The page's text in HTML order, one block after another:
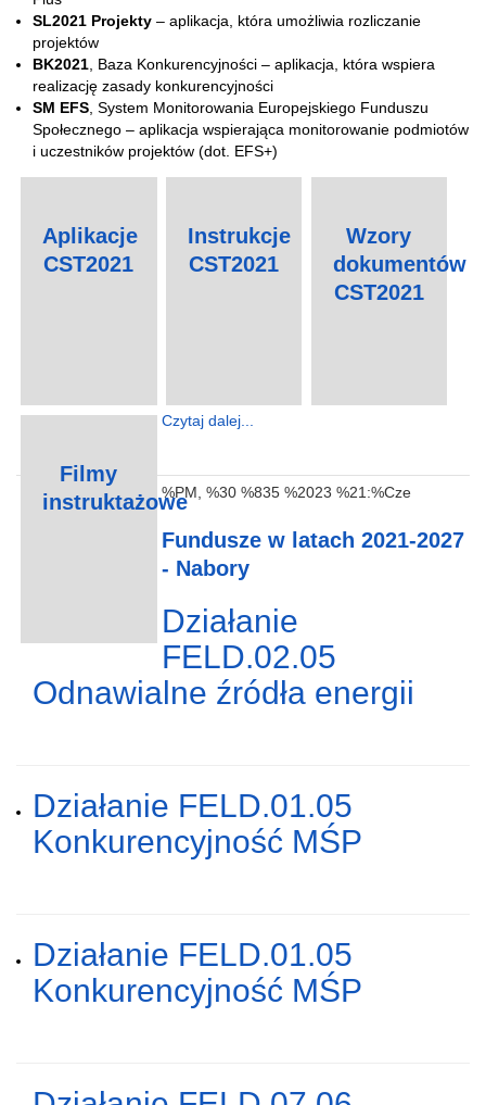
SL2021 Projekty – aplikacja, która umożliwia rozliczanie
projektów
BK2021 , Baza Konkurencyjności – aplikacja, która wspiera
realizację zasady konkurencyjności
SM EFS , System Monitorowania Europejskiego Funduszu
Społecznego – aplikacja wspierająca monitorowanie podmiotów
i uczestników projektów (dot. EFS+)
Aplikacje
CST2021
Instrukcje
CST2021
Wzory
dokumentów
CST2021
Filmy
instruktażowe
Czytaj dalej...
%PM, %30 %835 %2023 %21:%Cze
Fundusze w latach 2021-2027
- Nabory
Działanie
FELD.02.05
Odnawialne źródła energii
Działanie FELD.01.05
Konkurencyjność MŚP
Działanie FELD.01.05
Konkurencyjność MŚP